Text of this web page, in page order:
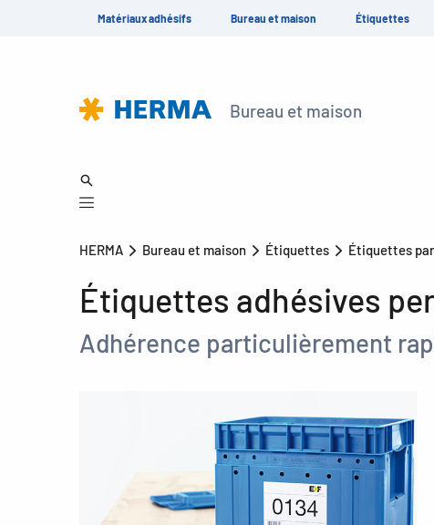
Matériaux adhésifs Bureau et maison Étiquettes
Bureau et maison
HERMA Bureau et maison Étiquettes Étiquettes
Étiquettes adhésives
Adhérence particulièrement